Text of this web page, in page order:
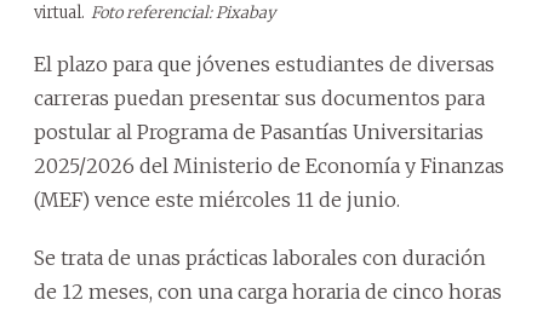
virtual. Foto referencial: Pixabay
El plazo para que jóvenes estudiantes de diversas
carreras puedan presentar sus documentos para
postular al Programa de Pasantías Universitarias
2025/2026 del Ministerio de Economía y Finanzas
(MEF) vence este miércoles 11 de junio.
Se trata de unas prácticas laborales con duración
de 12 meses, con una carga horaria de cinco horas